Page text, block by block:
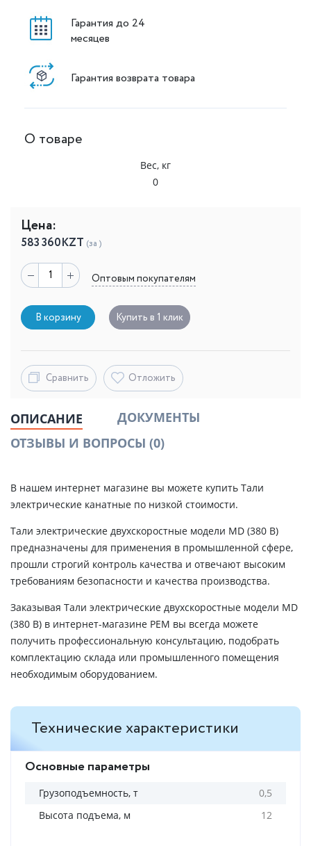
Гарантия до 24
месяцев
Гарантия возврата товара
О товаре
Вес, кг
0
Цена:
583 360KZT (за )
Оптовым покупателям
В корзину Купить в 1 клик
Сравнить Отложить
ОПИСАНИЕ
ДОКУМЕНТЫ
ОТЗЫВЫ И ВОПРОСЫ (0)
В нашем интернет магазине вы можете купить Тали
электрические канатные по низкой стоимости.
Тали электрические двухскоростные модели MD (380 В)
предназначены для применения в промышленной сфере,
прошли строгий контроль качества и отвечают высоким
требованиям безопасности и качества производства.
Заказывая Тали электрические двухскоростные модели MD
(380 В) в интернет-магазине РЕМ вы всегда можете
получить профессиональную консультацию, подобрать
комплектацию склада или промышленного помещения
необходимым оборудованием.
Технические характеристики
Основные параметры
Грузоподъемность, т
0,5
Высота подъема, м
12